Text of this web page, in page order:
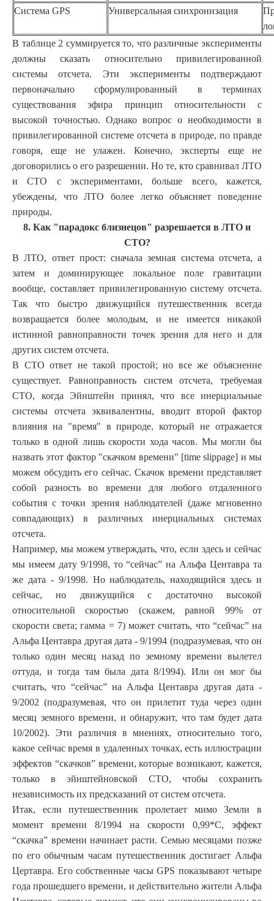
Система GPS
Универсальная синхронизация
В таблице 2 суммируется то, что различные эксперименты
должны сказать относительно привилегированной
системы отсчета. Эти эксперименты подтверждают
первоначально сформулированный в терминах
существования эфира принцип относительности с
высокой точностью. Однако вопрос о необходимости в
привилегированной системе отсчета в природе, по правде
говоря, еще не улажен. Конечно, эксперты еще не
договорились о его разрешении. Но те, кто сравнивал ЛТО
и СТО с экспериментами, больше всего, кажется,
убеждены, что ЛТО более легко объясняет поведение
природы.
8. Как "парадокс близнецов" разрешается в ЛТО и
СТО?
В ЛТО, ответ прост: сначала земная система отсчета, а
затем и доминирующее локальное поле гравитации
вообще, составляет привилегированную систему отсчета.
Так что быстро движущийся путешественник всегда
возвращается более молодым, и не имеется никакой
истинной равноправности точек зрения для него и для
других систем отсчета.
В СТО ответ не такой простой; но все же объяснение
существует. Равноправность систем отсчета, требуемая
СТО, когда Эйнштейн принял, что все инерциальные
системы отсчета эквивалентны, вводит второй фактор
влияния на "время" в природе, который не отражается
только в одной лишь скорости хода часов. Мы могли бы
назвать этот фактор "скачком времени" [time slippage] и мы
можем обсудить его сейчас. Скачок времени представляет
собой разность во времени для любого отдаленного
события с точки зрения наблюдателей (даже мгновенно
совпадающих) в различных инерциальных системах
отсчета.
Например, мы можем утверждать, что, если здесь и сейчас
мы имеем дату 9/1998, то “сейчас” на Альфа Центавра та
же дата - 9/1998. Но наблюдатель, находящийся здесь и
сейчас, но движущийся с достаточно высокой
относительной скоростью (скажем, равной 99% от
скорости света; гамма = 7) может считать, что “сейчас” на
Альфа Центавра другая дата - 9/1994 (подразумевая, что он
только один месяц назад по земному времени вылетел
оттуда, и тогда там была дата 8/1994). Или он мог бы
считать, что “сейчас” на Альфа Центавра другая дата -
9/2002 (подразумевая, что он прилетит туда через один
месяц земного времени, и обнаружит, что там будет дата
10/2002). Эти различия в мнениях, относительно того,
какое сейчас время в удаленных точках, есть иллюстрации
эффектов “скачков” времени, которые возникают, кажется,
только в эйнштейновской СТО, чтобы сохранить
независимость их предсказаний от систем отсчета.
Итак, если путешественник пролетает мимо Земли в
момент времени 8/1994 на скорости 0,99*С, эффект
“скачка” времени начинает расти. Семью месяцами позже
по его обычным часам путешественник достигает Альфа
Цертавра. Его собственные часы GPS показывают четыре
года прошедшего времени, и действительно жители Альфа